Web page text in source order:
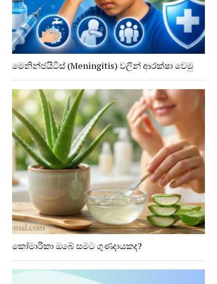
මෙනින්ජයිටිස් (Meningitis) වලින් ආරක්ෂා වෙමු
කෝමාරිකා ඔබේ සමට ගුණදායකද?